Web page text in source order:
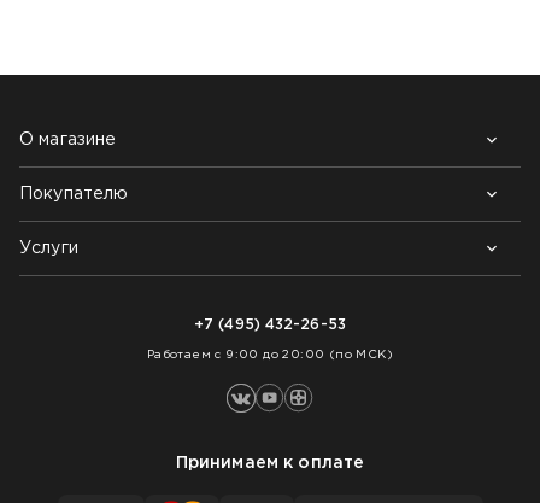
О магазине
Почему выбирают нас
Контакты
Блог
Покупателю
Возврат товара
Как заказать
Услуги
+7 (495) 432-26-53
Работаем с 9:00 до 20:00 (по МСК)
Принимаем к оплате